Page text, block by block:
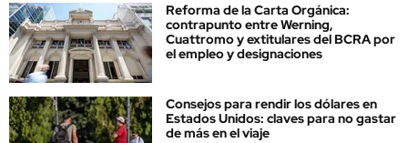
Reforma de la Carta Orgánica:
contrapunto entre Werning,
Cuattromo y extitulares del BCRA por
el empleo y designaciones
Consejos para rendir los dólares en
Estados Unidos: claves para no gastar
de más en el viaje